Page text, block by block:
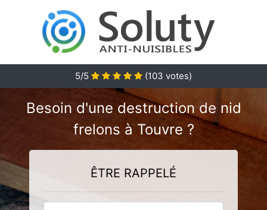
5/5 (103 votes)
Besoin d'une destruction de nid
frelons à Touvre ?
ÊTRE RAPPELÉ